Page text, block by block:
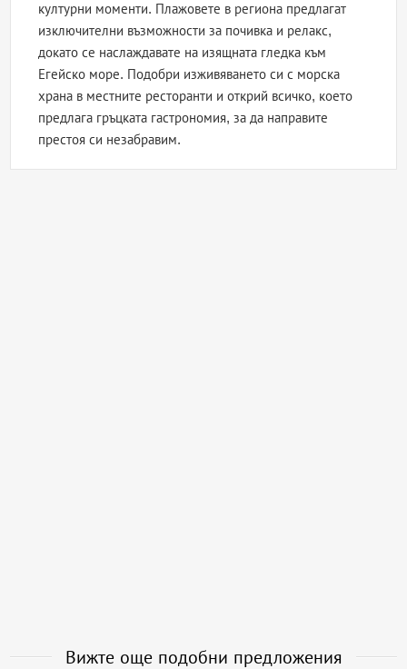
културни моменти. Плажовете в региона предлагат
изключителни възможности за почивка и релакс,
докато се наслаждавате на изящната гледка към
Егейско море. Подобри изживяването си с морска
храна в местните ресторанти и открий всичко, което
предлага гръцката гастрономия, за да направите
престоя си незабравим.
Вижте още подобни предложения